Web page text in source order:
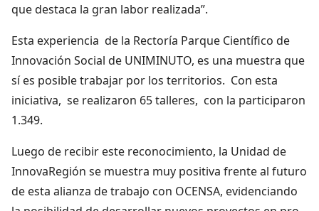
que destaca la gran labor realizada”.
Esta experiencia de la Rectoría Parque Científico de
Innovación Social de UNIMINUTO, es una muestra que
sí es posible trabajar por los territorios. Con esta
iniciativa, se realizaron 65 talleres, con la participaron
1.349.
Luego de recibir este reconocimiento, la Unidad de
InnovaRegión se muestra muy positiva frente al futuro
de esta alianza de trabajo con OCENSA, evidenciando